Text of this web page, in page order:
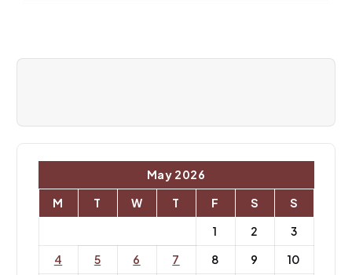
May 2026
M
T W T F S
S
1
2
3
4
5 6 7 8 9
10